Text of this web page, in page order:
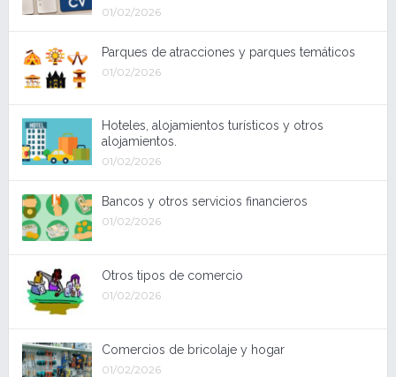
01/02/2026
Parques de atracciones y parques temáticos
01/02/2026
Hoteles, alojamientos turísticos y otros
alojamientos.
01/02/2026
Bancos y otros servicios financieros
01/02/2026
Otros tipos de comercio
01/02/2026
Comercios de bricolaje y hogar
01/02/2026